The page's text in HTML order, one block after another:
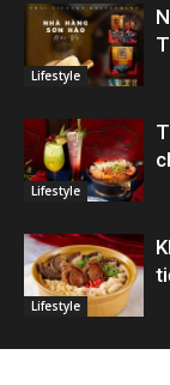
Lifestyle
Lifestyle
Lifestyle